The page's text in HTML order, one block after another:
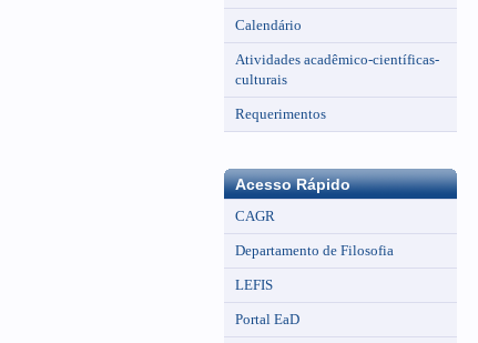
Calendário
Atividades acadêmico-científicas-
culturais
Requerimentos
Acesso Rápido
CAGR
Departamento de Filosofia
LEFIS
Portal EaD